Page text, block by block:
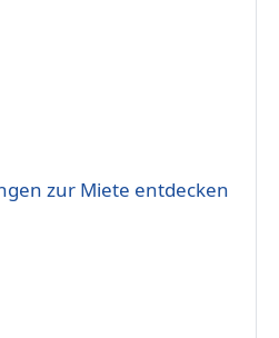
zur Miete entdecken